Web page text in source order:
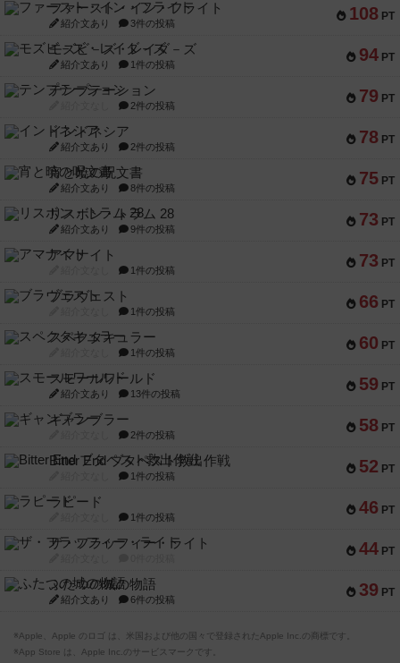
108 PT
ファースト・イン・フライト
紹介文あり 3件の投稿
94 PT
モズビ－ズ・レイダ－ズ
紹介文あり 1件の投稿
79 PT
テンプテーション
2件の投稿
78 PT
インドネシア
紹介文あり 2件の投稿
75 PT
宵と暁の呪文書
紹介文あり 8件の投稿
73 PT
リスボン・トラム 28
紹介文あり 9件の投稿
73 PT
アマナイト
1件の投稿
66 PT
ブラヴェスト
1件の投稿
60 PT
スペクタキュラー
1件の投稿
59 PT
スモールワールド
紹介文あり 13件の投稿
58 PT
ギャンブラー
2件の投稿
52 PT
Bitter End ブタペスト救出作戦
1件の投稿
46 PT
ラピード
1件の投稿
44 PT
ザ・フラッフィー・ライト
39 PT
ふたつの城の物語
紹介文あり 6件の投稿
※Apple、Apple のロゴ は、米国および他の国々で登録されたApple Inc.の商標です。
※App Store は、Apple Inc.のサービスマークです。